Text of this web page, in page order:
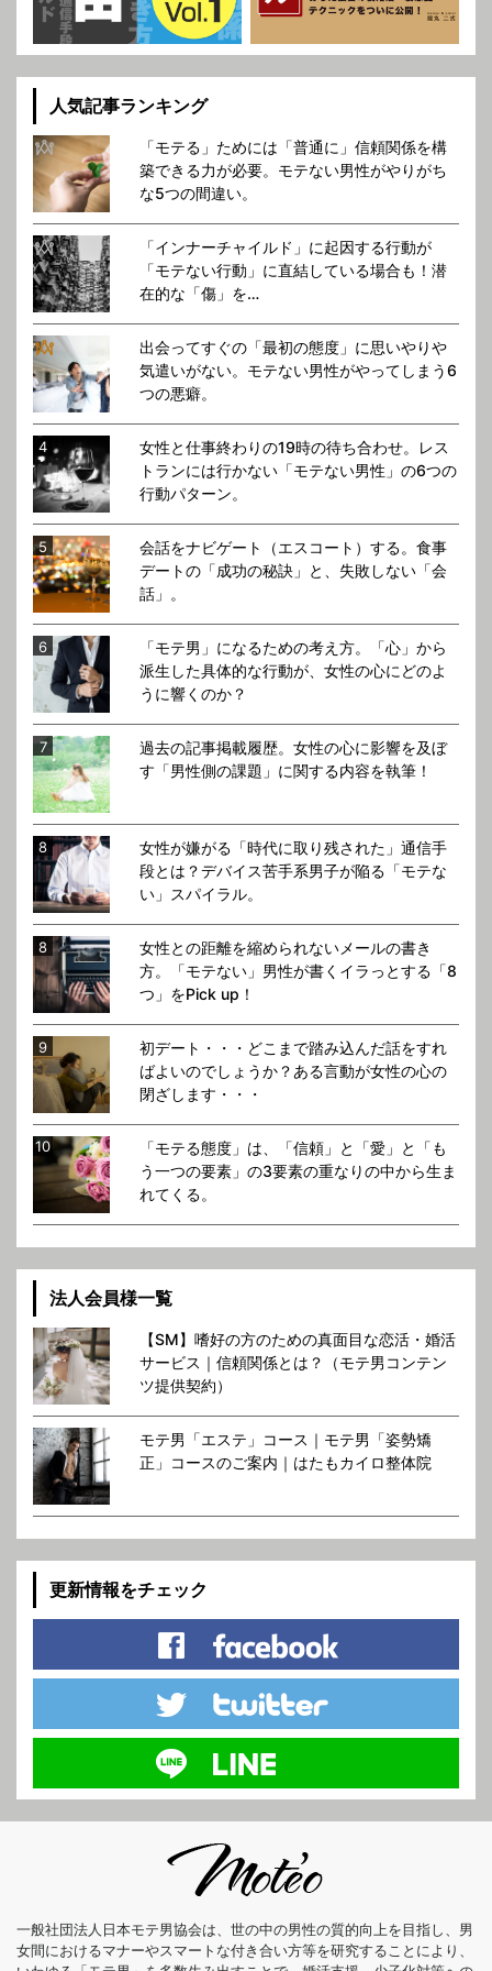
人気記事ランキング
「モテる」ためには「普通に」信頼関係を構
築できる力が必要。モテない男性がやりがち
な5つの間違い。
「インナーチャイルド」に起因する行動が
「モテない行動」に直結している場合も！潜
在的な「傷」を…
出会ってすぐの「最初の態度」に思いやりや
気遣いがない。モテない男性がやってしまう6
つの悪癖。
女性と仕事終わりの19時の待ち合わせ。レス
トランには行かない「モテない男性」の6つの
行動パターン。
会話をナビゲート（エスコート）する。食事
デートの「成功の秘訣」と、失敗しない「会
話」。
「モテ男」になるための考え方。「心」から
派生した具体的な行動が、女性の心にどのよ
うに響くのか？
過去の記事掲載履歴。女性の心に影響を及ぼ
す「男性側の課題」に関する内容を執筆！
女性が嫌がる「時代に取り残された」通信手
段とは？デバイス苦手系男子が陥る「モテな
い」スパイラル。
女性との距離を縮められないメールの書き
方。「モテない」男性が書くイラっとする「8
つ」をPick up！
初デート・・・どこまで踏み込んだ話をすれ
ばよいのでしょうか？ある言動が女性の心の
閉ざします・・・
「モテる態度」は、「信頼」と「愛」と「も
う一つの要素」の3要素の重なりの中から生ま
れてくる。
法人会員様一覧
【SM】嗜好の方のための真面目な恋活・婚活
サービス｜信頼関係とは？（モテ男コンテン
ツ提供契約）
モテ男「エステ」コース｜モテ男「姿勢矯
正」コースのご案内｜はたもカイロ整体院
更新情報をチェック
一般社団法人日本モテ男協会は、世の中の男性の質的向上を目指し、男
女間におけるマナーやスマートな付き合い方等を研究することにより、